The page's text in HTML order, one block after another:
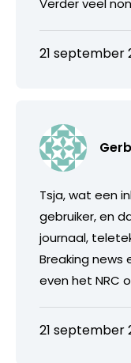
21 september
Tsja, wat een
gebruiker, en
journaal,
Breaking news
even het NRC
21 september